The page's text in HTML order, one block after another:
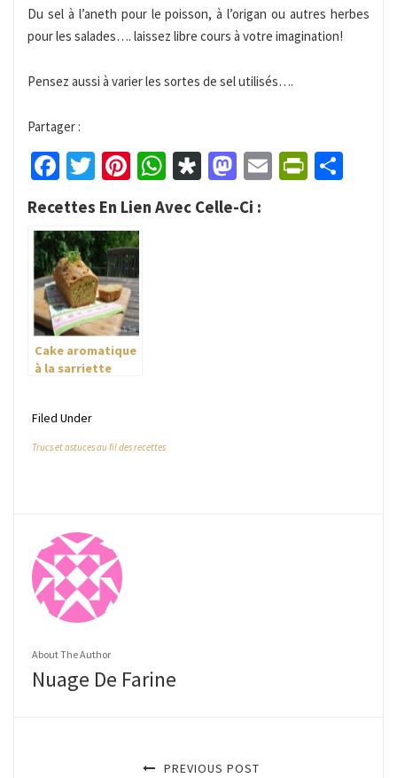
Du sel à l’aneth pour le poisson, à l’origan ou autres herbes
pour les salades…. laissez libre cours à votre imagination!
Pensez aussi à varier les sortes de sel utilisés….
Partager :
Facebook
Twitter
Pinterest
WhatsApp
Diaspora
Mastodon
Email
Recettes En Lien Avec Celle-Ci :
Cake aromatique
à la sarriette
Filed Under
Trucs et astuces au fil des recettes
About The Author
Nuage De Farine
PREVIOUS POST